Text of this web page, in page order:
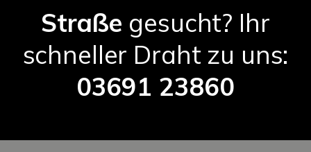
Straße gesucht? Ihr
schneller Draht zu uns:
03691 23860